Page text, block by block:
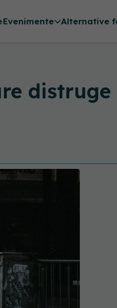
Evenimente Alternative